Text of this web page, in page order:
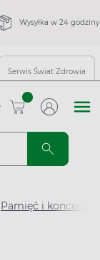
Wysyłka w 24 godziny
Serwis Świat Zdrowia
sztuk
Pamięć i